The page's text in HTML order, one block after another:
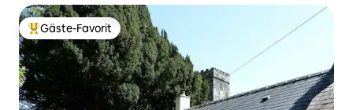
Beliebter Gäste-Favorit.
Gäste-Favorit